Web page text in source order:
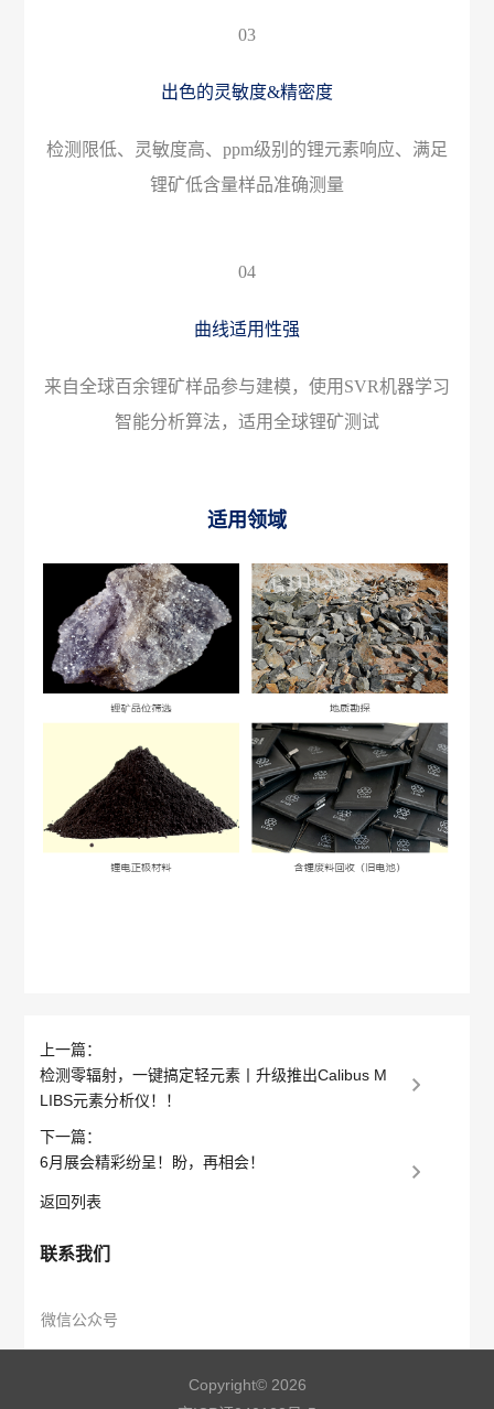
03
出色的灵敏度&精密度
检测限低、灵敏度高、ppm级别的锂元素响应、满足
锂矿低含量样品准确测量
04
曲线适用性强
来自全球百余锂矿样品参与建模，使用SVR机器学习
智能分析算法，适用全球锂矿测试
适用领域
上一篇：
检测零辐射，一键搞定轻元素丨升级推出Calibus M
LIBS元素分析仪！！
下一篇：
6月展会精彩纷呈！盼，再相会！
返回列表
联系我们
微信公众号
Copyright© 2026